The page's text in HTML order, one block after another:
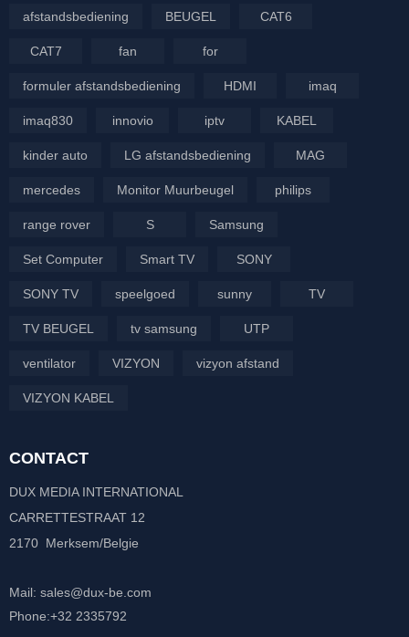
afstandsbediening BEUGEL CAT6
CAT7 fan for
formuler afstandsbediening HDMI imaq
imaq830 innovio iptv KABEL
kinder auto LG afstandsbediening MAG
mercedes Monitor Muurbeugel philips
range rover S Samsung
Set Computer Smart TV SONY
SONY TV speelgoed sunny TV
TV BEUGEL tv samsung UTP
ventilator VIZYON vizyon afstand
VIZYON KABEL
CONTACT
DUX MEDIA INTERNATIONAL
CARRETTESTRAAT 12
2170 Merksem/Belgie
Mail: sales@dux-be.com
Phone:+32 2335792